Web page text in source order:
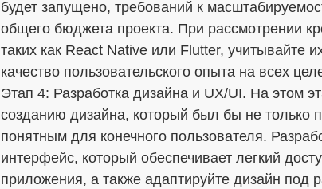
будет запущено, требований к
общего бюджета проекта. При рассмотрении
таких как React Native или Flutter, учитывайте
качество пользовательского опыта на всех
Этап 4: Разработка дизайна и UX/UI. На этом
созданию дизайна, который был бы не только
понятным для конечного пользователя.
интерфейс, который обеспечивает легкий
приложения, а также адаптируйте дизайн под